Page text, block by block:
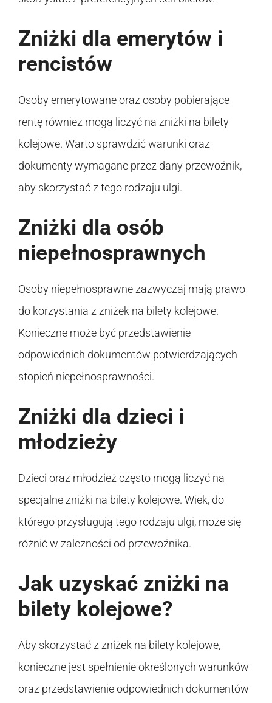
Zniżki dla emerytów i
rencistów
Osoby emerytowane oraz osoby pobierające
rentę również mogą liczyć na zniżki na bilety
kolejowe. Warto sprawdzić warunki oraz
dokumenty wymagane przez dany przewoźnik,
aby skorzystać z tego rodzaju ulgi.
Zniżki dla osób
niepełnosprawnych
Osoby niepełnosprawne zazwyczaj mają prawo
do korzystania z zniżek na bilety kolejowe.
Konieczne może być przedstawienie
odpowiednich dokumentów potwierdzających
stopień niepełnosprawności.
Zniżki dla dzieci i
młodzieży
Dzieci oraz młodzież często mogą liczyć na
specjalne zniżki na bilety kolejowe. Wiek, do
którego przysługują tego rodzaju ulgi, może się
różnić w zależności od przewoźnika.
Jak uzyskać zniżki na
bilety kolejowe?
Aby skorzystać z zniżek na bilety kolejowe,
konieczne jest spełnienie określonych warunków
oraz przedstawienie odpowiednich dokumentów